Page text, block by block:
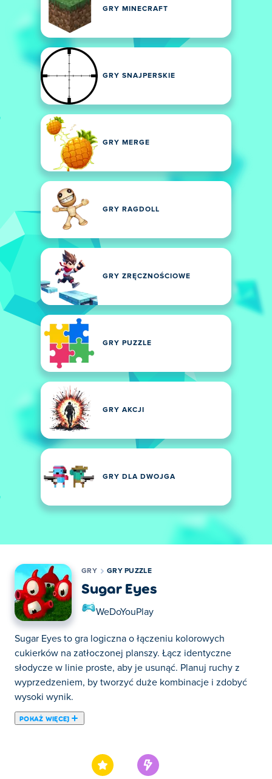
GRY MINECRAFT
GRY SNAJPERSKIE
GRY MERGE
GRY RAGDOLL
GRY ZRĘCZNOŚCIOWE
GRY PUZZLE
GRY AKCJI
GRY DLA DWOJGA
GRY GRY PUZZLE
Sugar Eyes
WeDoYouPlay
Sugar Eyes to gra logiczna o łączeniu kolorowych
cukierków na zatłoczonej planszy. Łącz identyczne
słodycze w linie proste, aby je usunąć. Planuj ruchy z
wyprzedzeniem, by tworzyć duże kombinacje i zdobyć
wysoki wynik.
POKAŻ WIĘCEJ